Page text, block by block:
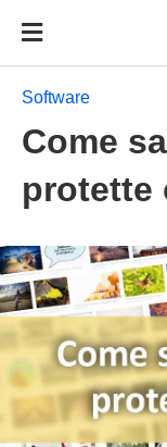
Software
Come
protette